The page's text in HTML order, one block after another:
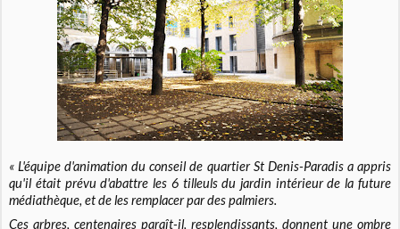
« L'équipe d'animation du conseil de quartier St Denis-Paradis a appris
qu'il était prévu d'abattre les 6 tilleuls du jardin intérieur de la future
médiathèque, et de les remplacer par des palmiers.
Ces arbres, centenaires paraît-il, resplendissants, donnent une ombre